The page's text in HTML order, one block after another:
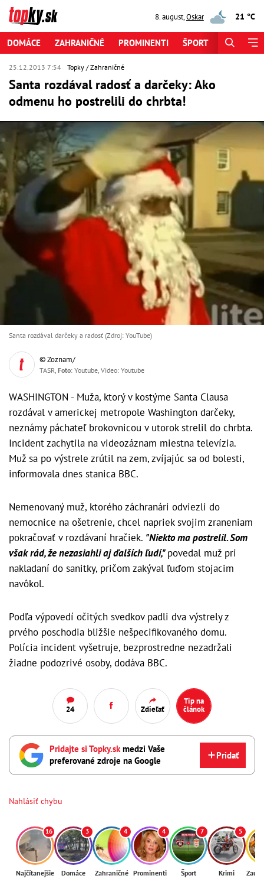
8. august,Oskar 21 °C
DOMÁCE ZAHRANIČNÉ PROMINENTI ŠPORT
25.12.2013 7:54 Topky Zahraničné
Santa rozdával radosť a darčeky: Ako
odmenu ho postrelili do chrbta!
Santa rozdával darčeky a radosť (Zdroj: YouTube)
© Zoznam/
TASR, Foto: Youtube, Video: Youtube
WASHINGTON - Muža, ktorý v kostýme Santa Clausa
rozdával v americkej metropole Washington darčeky,
neznámy páchateľ brokovnicou v utorok strelil do chrbta.
Incident zachytila na videozáznam miestna televízia.
Muž sa po výstrele zrútil na zem, zvíjajúc sa od bolesti,
informovala dnes stanica BBC.
Nemenovaný muž, ktorého záchranári odviezli do
nemocnice na ošetrenie, chcel napriek svojim zraneniam
pokračovať v rozdávaní hračiek. "Niekto ma postrelil. Som
však rád, že nezasiahli aj ďalších ľudí,"povedal muž pri
nakladaní do sanitky, pričom zakýval ľuďom stojacim
navôkol.
Podľa výpovedí očitých svedkov padli dva výstrely z
prvého poschodia bližšie nešpecifikovaného domu.
Polícia incident vyšetruje, bezprostredne nezadržali
žiadne podozrivé osoby, dodáva BBC.
24 Zdieľať
Tip na
článok
Pridajte si Topky.skmedzi Vaše
preferované zdroje na Google
Pridať
Nahlásiť chybu
16
Najčítanejšie
3
Domáce
4
Zahraničné
4
Prominenti
7
Šport
5
Krimi